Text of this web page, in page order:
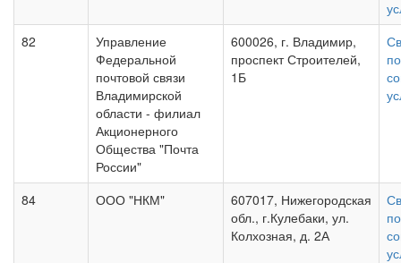
82
Управление
Федеральной
почтовой связи
Владимирской
области - филиал
Акционерного
Общества "Почта
России"
600026, г. Владимир,
проспект Строителей,
1Б
84 ООО "НКМ"
607017, Нижегородская
обл., г.Кулебаки, ул.
Колхозная, д. 2А